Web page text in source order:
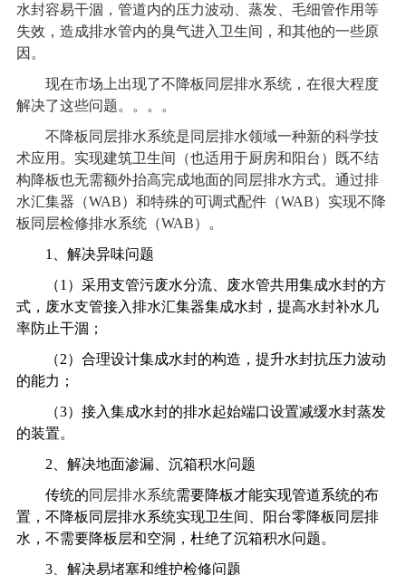
水封容易干涸，管道内的压力波动、蒸发、毛细管作用等
失效，造成排水管内的臭气进入卫生间，和其他的一些原
因。
现在市场上出现了不降板 同层排水系统，在很大程度
解决了这些问题。。。。
不降板 同层排水系统是同层排水领域一种新的科学技
术应用。实现建筑卫生间（也适用于厨房和阳台）既不结
构降板也无需额外抬高完成地面的同层排水方式。通过排
水汇集器（WAB）和特殊的可调式配件（WAB）实现不降
板同层检修排水系统（WAB）。
1
、解决异味问题
（1）采用支管污废水分流、废水管共用集成水封的方
式，废水支管接入排水汇集器集成水封，提高水封补水几
率防止干涸；
（2）合理设计集成水封的构造，提升水封抗压力波动
的能力；
（3）接入集成水封的排水起始端口设置减缓水封蒸发
的装置。
2 、解决地面渗漏、沉箱积水问题
传统的同层排水系统需要降板才能实现管道系统的布
置，不降板同层排水系统实现卫生间、阳台零降板同层排
水，不需要降板层和空洞，杜绝了沉箱积水问题。
3、解决易堵塞和维护检修问题